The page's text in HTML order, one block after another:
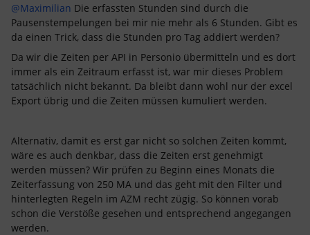
@Maximilian Die erfassten Stunden sind durch die
Pausenstempelungen bei mir nie mehr als 6 Stunden. Gibt es
da einen Trick, dass die Stunden pro Tag addiert werden?
Da wir die Zeiten per API in Personio übermitteln und es dort
immer als ein Zeitraum erfasst ist, war mir dieses Problem
tatsächlich nicht bekannt. Da bleibt dann wohl nur der excel
Export übrig und die Zeiten müssen kumuliert werden.
Alternativ, damit es erst gar nicht so solchen Zeiten kommt,
wäre es auch denkbar, dass die Zeiten erst genehmigt
werden müssen? Wir prüfen zu Beginn eines Monats die
Zeiterfassung von 250 MA und das geht mit den Filter und
hinterlegten Regeln im AZM recht zügig. So können vorab
schon die Verstöße gesehen und entsprechend angegangen
werden.